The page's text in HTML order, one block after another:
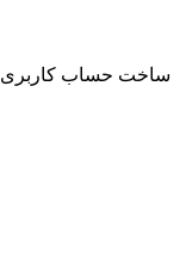
ساخت حساب کاربری